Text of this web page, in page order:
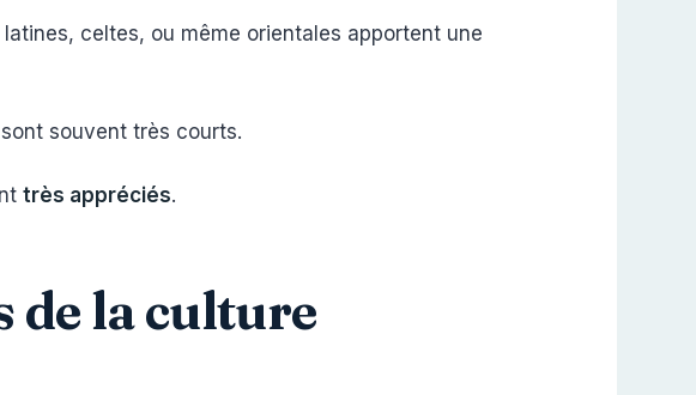
latines, celtes, ou même orientales apportent une
sont souvent très courts.
très appréciés.
de la culture